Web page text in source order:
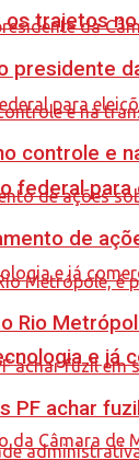
trajetos
federal
e já
presidente
controle e
de
Rio
PF achar